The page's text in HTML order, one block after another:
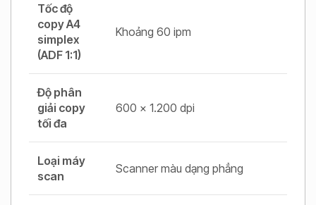
Tốc độ
copy A4
simplex
(ADF 1:1)
Khoảng 60 ipm
Độ phân
giải copy
tối đa
600 x 1.200 dpi
Loại máy
scan
Scanner màu dạng phẳng